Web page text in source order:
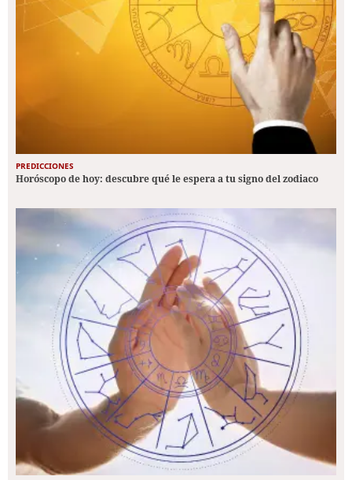
PREDICCIONES
Horóscopo de hoy: descubre qué le espera a tu signo del zodiaco